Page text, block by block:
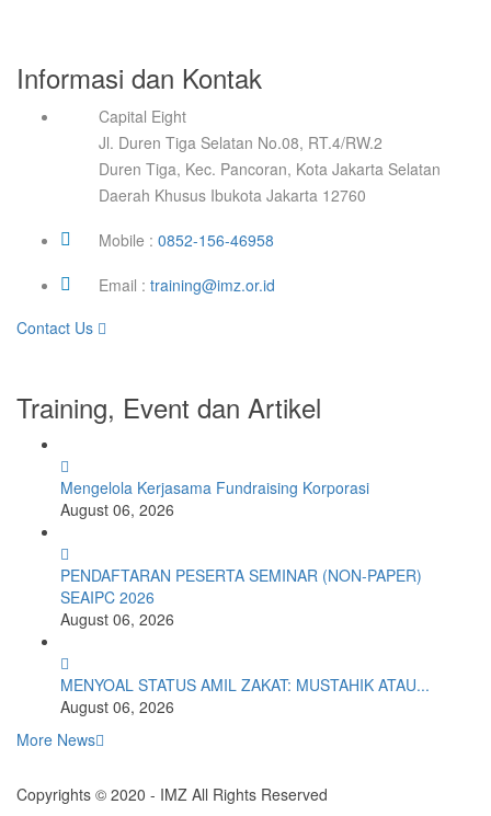
Informasi dan Kontak
Capital Eight
Jl. Duren Tiga Selatan No.08, RT.4/RW.2
Duren Tiga, Kec. Pancoran, Kota Jakarta Selatan
Daerah Khusus Ibukota Jakarta 12760
Mobile : 0852-156-46958
Email : training@imz.or.id
Contact Us
Training, Event dan Artikel
Mengelola Kerjasama Fundraising Korporasi
August 06, 2026
PENDAFTARAN PESERTA SEMINAR (NON-PAPER)
SEAIPC 2026
August 06, 2026
MENYOAL STATUS AMIL ZAKAT: MUSTAHIK ATAU...
August 06, 2026
More News
Copyrights © 2020 - IMZ All Rights Reserved